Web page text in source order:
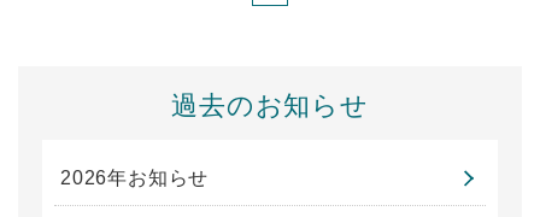
過去のお知らせ
2026年お知らせ